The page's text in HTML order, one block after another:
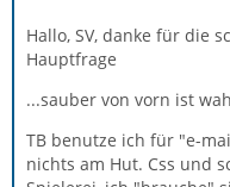
Hallo, SV, danke für die
Hauptfrage
...sauber von vorn ist
TB benutze ich für "e-
nichts am Hut. Css und